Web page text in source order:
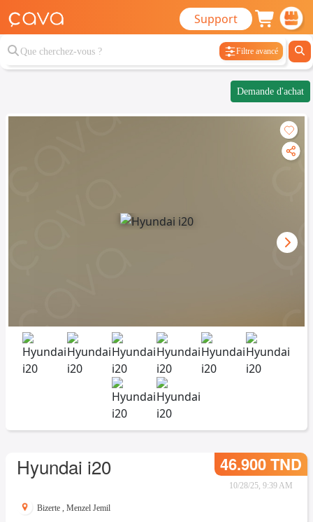
Support
Filtre avancé
Demande d'achat
Hyundai i20 46.900 TND
10/28/25, 9:39 AM
Bizerte , Menzel Jemil